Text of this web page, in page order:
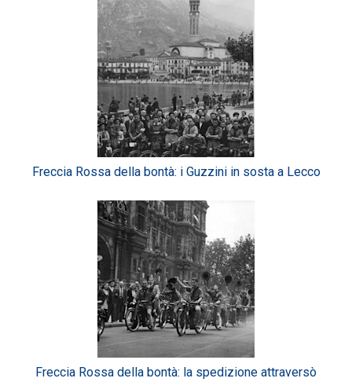
Freccia Rossa della bontà: i Guzzini in sosta a Lecco
Freccia Rossa della bontà: la spedizione attraversò